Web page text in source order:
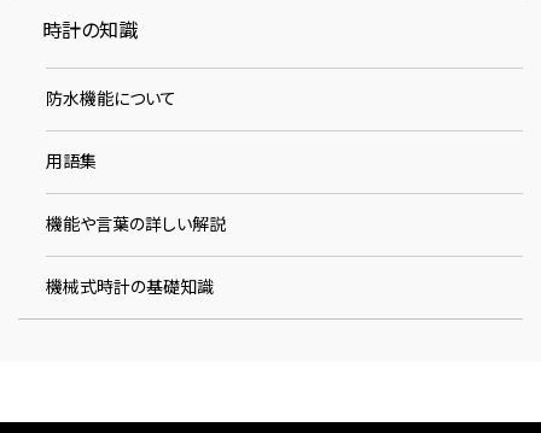
時計の知識
防水機能について
用語集
機能や言葉の詳しい解説
機械式時計の基礎知識